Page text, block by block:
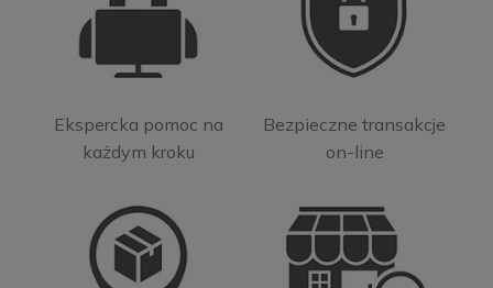
Ekspercka pomoc na
każdym kroku
Bezpieczne transakcje
on-line